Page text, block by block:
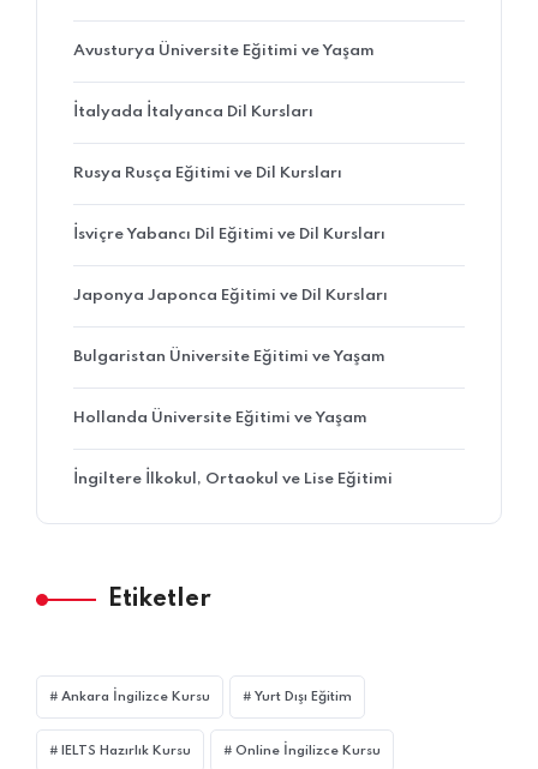
Avusturya Üniversite Eğitimi ve Yaşam
İtalyada İtalyanca Dil Kursları
Rusya Rusça Eğitimi ve Dil Kursları
İsviçre Yabancı Dil Eğitimi ve Dil Kursları
Japonya Japonca Eğitimi ve Dil Kursları
Bulgaristan Üniversite Eğitimi ve Yaşam
Hollanda Üniversite Eğitimi ve Yaşam
İngiltere İlkokul, Ortaokul ve Lise Eğitimi
Etiketler
Ankara İngilizce Kursu Yurt Dışı Eğitim
IELTS Hazırlık Kursu Online İngilizce Kursu